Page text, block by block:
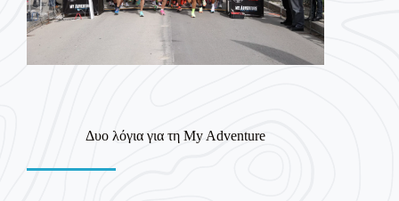
Δυο λόγια για τη My Adventure